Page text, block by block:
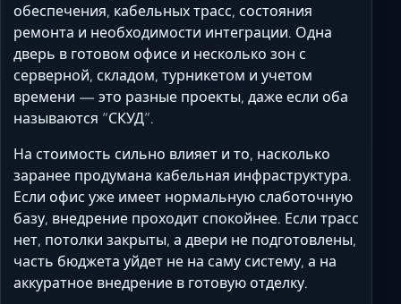
обеспечения, кабельных трасс, состояния
ремонта и необходимости интеграции. Одна
дверь в готовом офисе и несколько зон с
серверной, складом, турникетом и учетом
времени — это разные проекты, даже если оба
называются “СКУД”.
На стоимость сильно влияет и то, насколько
заранее продумана кабельная инфраструктура.
Если офис уже имеет нормальную слаботочную
базу, внедрение проходит спокойнее. Если трасс
нет, потолки закрыты, а двери не подготовлены,
часть бюджета уйдет не на саму систему, а на
аккуратное внедрение в готовую отделку.